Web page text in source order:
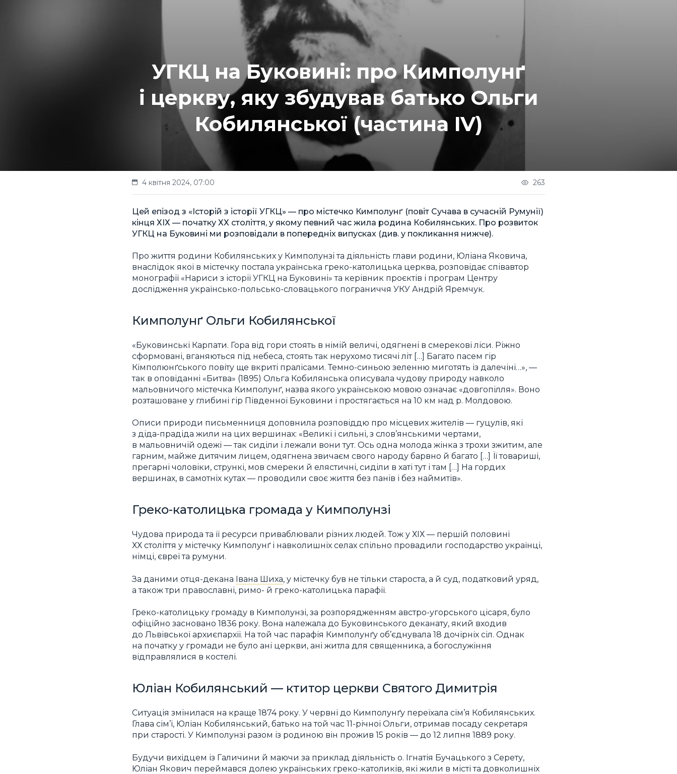
УГКЦ на Буковині: про Кимполунґ
і церкву, яку збудував батько Ольги
Кобилянської (частина IV)
4 квітня 2024, 07:00 263
Цей епізод з «Історій з історії УГКЦ» — про містечко Кимполунґ (повіт Сучава в сучасній Румунії)
кінця ХІХ — початку ХХ століття, у якому певний час жила родина Кобилянських. Про розвиток
УГКЦ на Буковині ми розповідали в попередніх випусках (див. у покликання нижче).
Про життя родини Кобилянських у Кимполунзі та діяльність глави родини, Юліана Яковича,
внаслідок якої в містечку постала українська греко-католицька церква, розповідає співавтор
монографії «Нариси з історії УГКЦ на Буковині» та керівник проєктів і програм Центру
дослідження українсько-польсько-словацького пограниччя УКУ Андрій Яремчук.
Кимполунґ Ольги Кобилянської
«Буковинські Карпати. Гора від гори стоять в німій величі, одягнені в смерекові ліси. Ріжно
сформовані, вганяються під небеса, стоять так нерухомо тисячі літ […] Багато пасем гір
Кімполюнґського повіту ще вкриті пралісами. Темно-синьою зеленню миготять із далечіні…», —
так в оповіданні «Битва» (1895) Ольга Кобилянська описувала чудову природу навколо
мальовничого містечка Кимполунґ, назва якого українською мовою означає «довгопілля». Воно
розташоване у глибині гір Південної Буковини і простягається на 10 км над р. Молдовою.
Описи природи письменниця доповнила розповіддю про місцевих жителів — гуцулів, які
з діда-прадіда жили на цих вершинах: «Великі і сильні, з слов’янськими чертами,
в мальовничій одежі — так сиділи і лежали вони тут. Ось одна молода жінка з трохи зжитим, але
гарним, майже дитячим лицем, одягнена звичаєм свого народу барвно й багато […] Її товариші,
прегарні чоловіки, стрункі, мов смереки й елястичні, сиділи в хаті тут і там […] На гордих
вершинах, в самотніх кутах — проводили своє життя без панів і без наймитів».
Греко-католицька громада у Кимполунзі
Чудова природа та її ресурси приваблювали різних людей. Тож у ХІХ — першій половині
ХХ століття у містечку Кимполунґ і навколишніх селах спільно провадили господарство українці,
німці, євреї та румуни.
За даними отця-декана Івана Шиха, у містечку був не тільки староста, а й суд, податковий уряд,
а також три православні, римо- й греко-католицька парафії.
Греко-католицьку громаду в Кимполунзі, за розпорядженням австро-угорського цісаря, було
офіційно засновано 1836 року. Вона належала до Буковинського деканату, який входив
до Львівської архиєпархії. На той час парафія Кимполунґу об’єднувала 18 дочірніх сіл. Однак
на початку у громади не було ані церкви, ані житла для священника, а богослужіння
відправлялися в костелі.
Юліан Кобилянський — ктитор церкви Святого Димитрія
Ситуація змінилася на краще 1874 року. У червні до Кимполунґу переїхала сім’я Кобилянських.
Глава сім’ї, Юліан Кобилянський, батько на той час 11-річної Ольги, отримав посаду секретаря
при старості. У Кимполунзі разом із родиною він прожив 15 років — до 12 липня 1889 року.
Будучи вихідцем із Галичини й маючи за приклад діяльність о. Ігнатія Бучацького з Серету,
Юліан Якович переймався долею українських греко-католиків, які жили в місті та довколишніх